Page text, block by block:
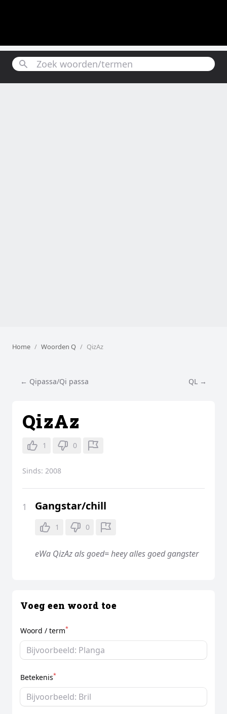
Home Woorden Q QizAz
← Qipassa/Qi passa QL →
QizAz
1 0
Sinds: 2008
1 Gangstar/chill
1 0
eWa QizAz als goed= heey alles goed gangster
Voeg een woord toe
Woord / term*
Betekenis*